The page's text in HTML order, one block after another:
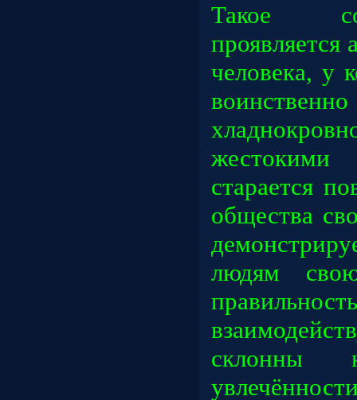
Такое
человека, у
старается
общества
людям
склонны